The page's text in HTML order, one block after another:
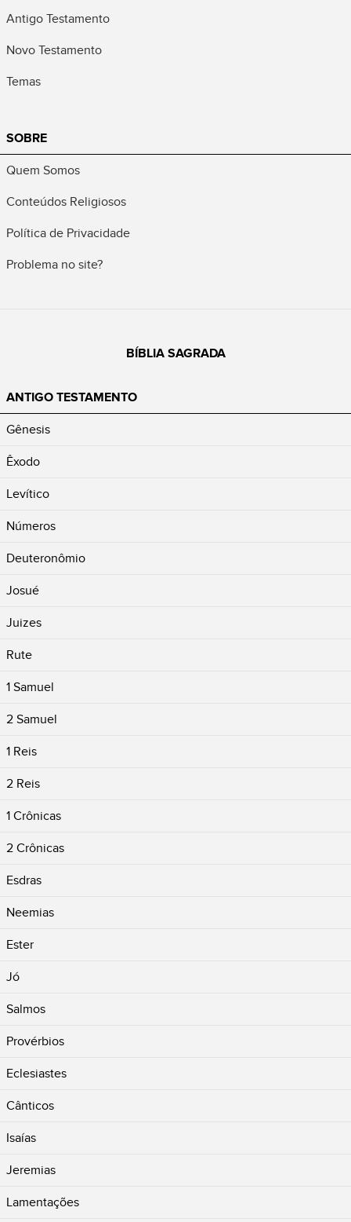
Antigo Testamento
Novo Testamento
Temas
SOBRE
Quem Somos
Conteúdos Religiosos
Política de Privacidade
Problema no site?
BÍBLIA SAGRADA
ANTIGO TESTAMENTO
Gênesis
Êxodo
Levítico
Números
Deuteronômio
Josué
Juizes
Rute
1 Samuel
2 Samuel
1 Reis
2 Reis
1 Crônicas
2 Crônicas
Esdras
Neemias
Ester
Jó
Salmos
Provérbios
Eclesiastes
Cânticos
Isaías
Jeremias
Lamentações